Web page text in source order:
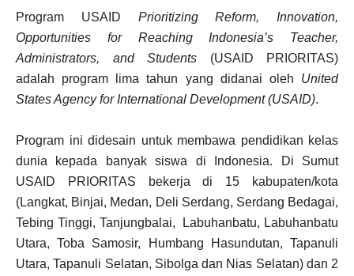
Program USAID Prioritizing Reform, Innovation,
Opportunities for Reaching Indonesia’s Teacher,
Administrators, and Students (USAID PRIORITAS)
adalah program lima tahun yang didanai oleh United
States Agency for International Development (USAID).
Program ini didesain untuk membawa pendidikan kelas
dunia kepada banyak siswa di Indonesia. Di Sumut
USAID PRIORITAS bekerja di 15 kabupaten/kota
(Langkat, Binjai, Medan, Deli Serdang, Serdang Bedagai,
Tebing Tinggi, Tanjungbalai, Labuhanbatu, Labuhanbatu
Utara, Toba Samosir, Humbang Hasundutan, Tapanuli
Utara, Tapanuli Selatan, Sibolga dan Nias Selatan) dan 2